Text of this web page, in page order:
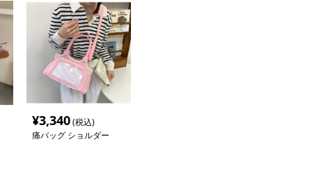
¥3,340(税込)
痛バッグ ショルダー